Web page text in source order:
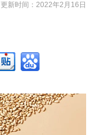
更新时间：2022年2月16日